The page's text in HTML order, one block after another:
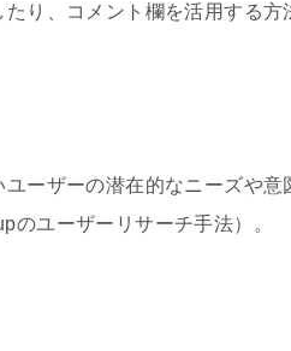
り、コメント欄を活用する方
ーザーの潜在的なニーズや意
ユーザーリサーチ手法）。